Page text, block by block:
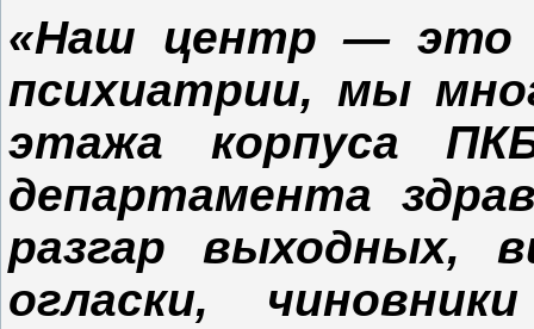
«Наш центр — это
психиатрии, мы
этажа корпуса
департамента
разгар выходных,
огласки,